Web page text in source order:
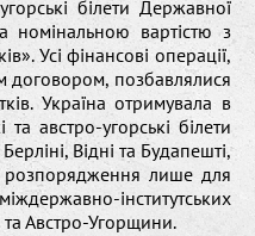
білети Державної
номінальною вартістю з
Усі фінансові операції,
договором, позбавлялися
Україна отримувала в
австро-угорські білети
Відні та Будапешті,
розпорядження лише для
інститутських
Австро-Угорщини.